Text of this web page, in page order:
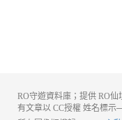
RO守遊資料庫；提供 RO
有文章以 CC授權 姓名標示